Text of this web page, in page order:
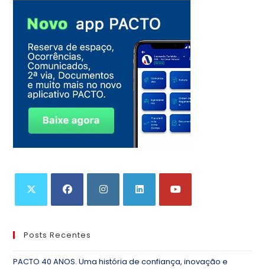
Posts Recentes
PACTO 40 ANOS. Uma história de confiança, inovação e